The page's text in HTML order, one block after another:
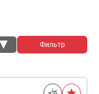
Фильтр